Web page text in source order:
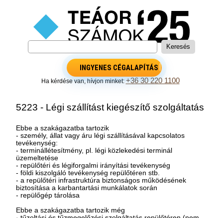
INGYENES CÉGALAPÍTÁS
Ha kérdése van, hívjon minket:+36 30 220 1100
5223 - Légi szállítást kiegészítő szolgáltatás
Ebbe a szakágazatba tartozik
- személy, állat vagy áru légi szállításával kapcsolatos
tevékenység:
- terminállétesítmény, pl. légi közlekedési terminál
üzemeltetése
- repülőtéri és légiforgalmi irányítási tevékenység
- földi kiszolgáló tevékenység repülőtéren stb.
- a repülőtéri infrastruktúra biztonságos működésének
biztosítása a karbantartási munkálatok során
- repülőgép tárolása
Ebbe a szakágazatba tartozik még